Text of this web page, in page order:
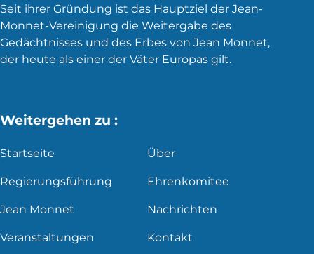
Seit ihrer Gründung ist das Hauptziel der Jean-
Monnet-Vereinigung die Weitergabe des
Gedächtnisses und des Erbes von Jean Monnet,
der heute als einer der Väter Europas gilt.
Weitergehen zu :
Startseite Über
Regierungsführung Ehrenkomitee
Jean Monnet Nachrichten
Veranstaltungen Kontakt